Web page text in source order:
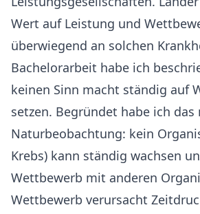
Wert auf Leistung und
überwiegend an solchen
Bachelorarbeit habe ich
keinen Sinn macht ständig auf
setzen. Begründet habe ich
Naturbeobachtung: kein
Krebs) kann ständig wachsen
Wettbewerb mit anderen
Wettbewerb verursacht